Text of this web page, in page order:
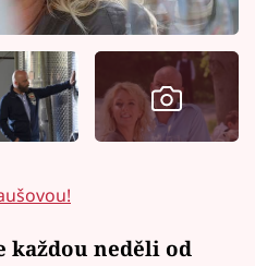
každou neděli od